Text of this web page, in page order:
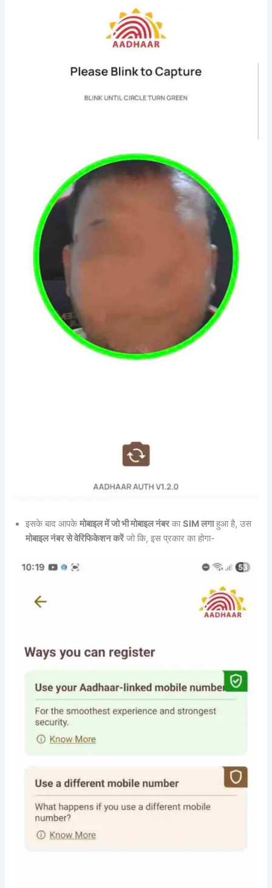
इसके बाद आपकेमोबाइल में जो भी मोबाइल नंबरकाSIM लगाहुआ है, उस
मोबाइल नंबर से वेरिफिकेशन करेंजो कि, इस प्रकार का होगा-